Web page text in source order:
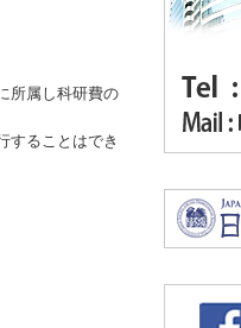
所属し科研費の
することはでき